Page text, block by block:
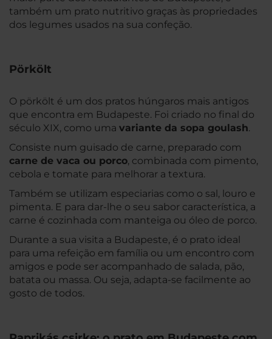
também um prato nutritivo graças às propriedades
dos legumes usados na sua confeção.
Pörkölt
O pörkölt é um dos pratos húngaros mais antigos
que encontra em Budapeste. Foi criado no final do
século XIX, como uma variante da sopa goulash.
Consiste num guisado de carne, preparado com
carne de vaca ou porco, combinada com pimento,
cebola e tomate para melhorar a textura.
Também se utilizam especiarias como o sal, louro e
pimenta. E para dar-lhe o seu sabor característica, a
carne é cozinhada com manteiga ou óleo de porco.
Durante a sua visita a Budapeste, é o prato ideal
para uma refeição em família ou um encontro com
amigos e pode ser acompanhado de salada, pão,
batata ou massa. Ou seja, adapta-se facilmente ao
gosto de todos.